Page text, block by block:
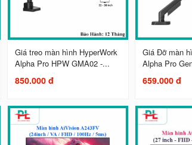
Giá treo màn hình HyperWork
Alpha Pro HPW GMA02 -...
850.000 đ
Giá Đỡ màn
Alpha Pro
659.000 đ